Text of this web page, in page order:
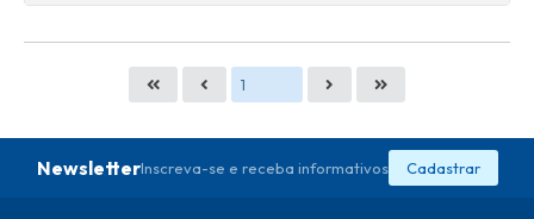
NewsletterInscreva-se e receba informativos Cadastrar